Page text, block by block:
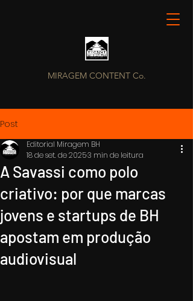
MIRAGEM CONTENT Co.
Post
A Savassi como polo
criativo: por que marcas
jovens e startups de BH
apostam em produção
audiovisual
Editorial Miragem BH
18 de set. de 20253 min de leitura